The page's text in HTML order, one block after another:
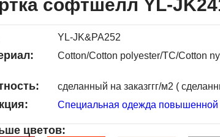
софтшелл YL-
YL-JK&PA252
Cotton/Cotton polyester/TC/Cotton
сделанный на заказггг/м2 (
Специальная одежда повышенной
цветов: